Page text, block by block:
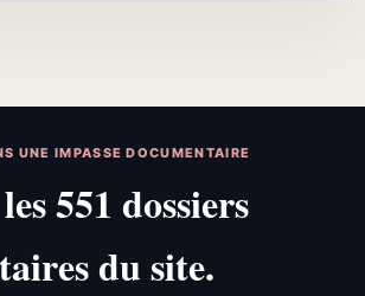
UNE IMPASSE DOCUMENTAIRE
551 dossiers
du site.